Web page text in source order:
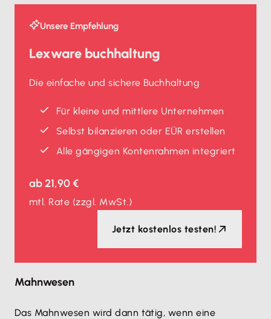
Unsere Empfehlung
Lexware buchhaltung
Die einfache und sichere Buchhaltung
Für kleine und mittlere Unternehmen
Selbst bilanzieren oder EÜR erstellen
Alle gängigen Kontenrahmen integriert
ab21,90 €
mtl. Rate (zzgl. MwSt.)
Jetzt kostenlos testen!
Mahnwesen
Das Mahnwesen wird dann tätig, wenn eine